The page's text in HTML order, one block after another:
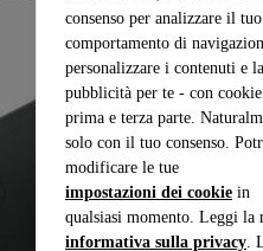
consenso per analizzare il tuo
comportamento di
personalizzare i contenuti e la
pubblicità per te - con
prima e terza parte.
solo con il tuo consenso.
modificare le tue
impostazioni dei cookie in
qualsiasi momento. Leggi la
informativa sulla privacy.